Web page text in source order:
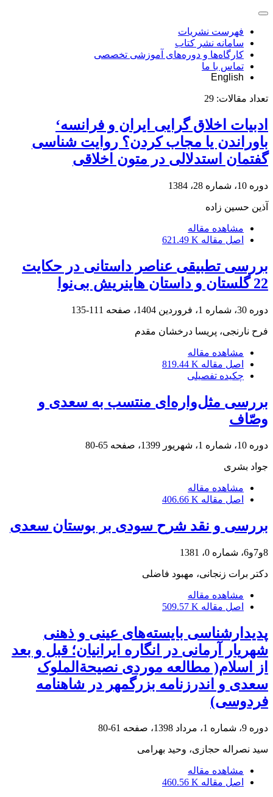
فهرست نشریات
سامانه نشر کتاب
کارگاه‌ها و دوره‌های آموزشی تخصصی
تماس با ما
English
تعداد مقالات: 29
ادبیات اخلاق گرایی ایران و فرانسه‘
باوراندن یا مجاب کردن؟ روایت شناسی
گفتمان استدلالی در متون اخلاقی
دوره 10، شماره 28، 1384
آذین حسین زاده
مشاهده مقاله
اصل مقاله 621.49 K
بررسی تطبیقی عناصر داستانی در حکایت
22 گلستان و داستان هاینریش بی‌نوا
دوره 30، شماره 1، فروردین 1404، صفحه 111-135
فرح نارنجی، پریسا درخشان مقدم
مشاهده مقاله
اصل مقاله 819.44 K
چکیده تفصیلی
بررسی مثل‌واره‌ای منتسب به سعدی و
وصّاف
دوره 10، شماره 1، شهریور 1399، صفحه 65-80
جواد بشری
مشاهده مقاله
اصل مقاله 406.66 K
بررسی و نقد شرح سودی بر بوستان سعدی
8و7و6، شماره 0، 1381
دکتر برات زنجانى، مهبود فاضلى
مشاهده مقاله
اصل مقاله 509.57 K
پدیدارشناسی بایسته‌های عینی و ذهنی
شهریار آرمانی در انگاره‌ ایرانیان؛ قبل و بعد
از اسلام( مطالعه موردی نصیحةالملوک
سعدی و اندرزنامه بزرگمهر در شاهنامه
فردوسی)
دوره 9، شماره 1، مرداد 1398، صفحه 61-80
سید نصراله حجازی، وحید بهرامی
مشاهده مقاله
اصل مقاله 460.56 K